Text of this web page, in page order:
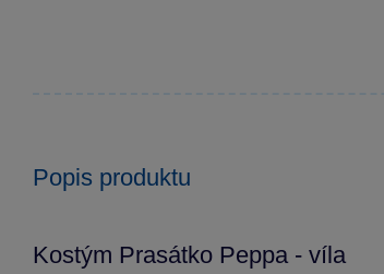
Popis produktu
Kostým Prasátko Peppa - víla